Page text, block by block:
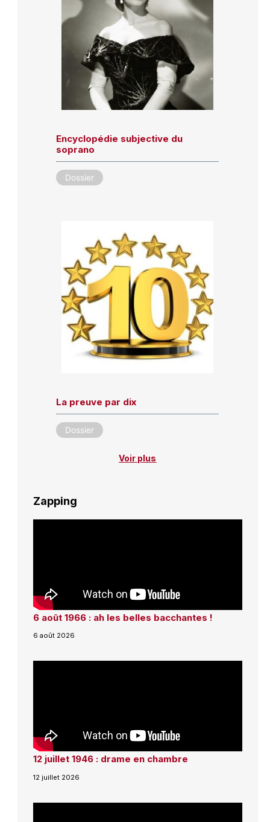
Encyclopédie subjective du
soprano
Dossier
La preuve par dix
Dossier
Voir plus
Zapping
6 août 1966 : ah les belles bacchantes !
6 août 2026
12 juillet 1946 : drame en chambre
12 juillet 2026